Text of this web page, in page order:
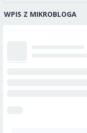
WPIS Z MIKROBLOGA